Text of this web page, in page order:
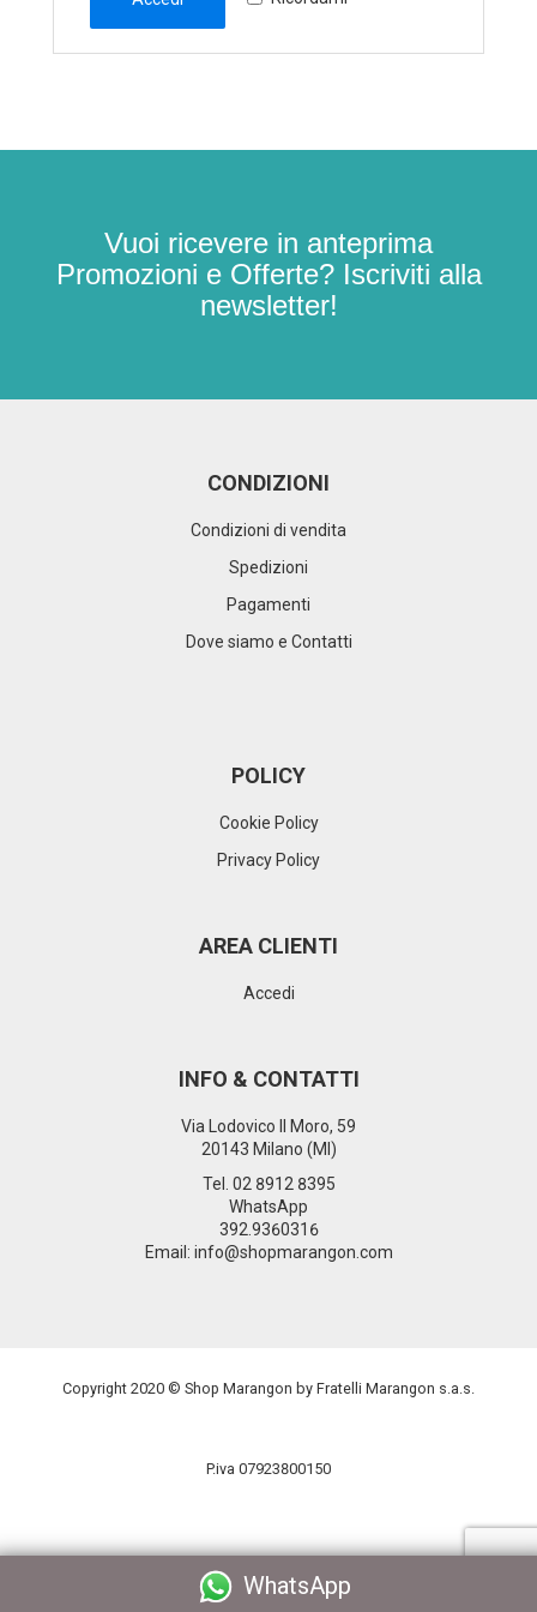
Vuoi ricevere in anteprima
Promozioni e Offerte? Iscriviti alla
newsletter!
CONDIZIONI
Condizioni di vendita
Spedizioni
Pagamenti
Dove siamo e Contatti
WhatsApp
POLICY
Cookie Policy
Privacy Policy
AREA CLIENTI
Accedi
INFO & CONTATTI
Via Lodovico Il Moro, 59
20143 Milano (MI)
Tel. 02 8912 8395
WhatsApp
392.9360316
Email: info@shopmarangon.com
Copyright 2020 © Shop Marangon by Fratelli Marangon s.a.s.
P.iva 07923800150